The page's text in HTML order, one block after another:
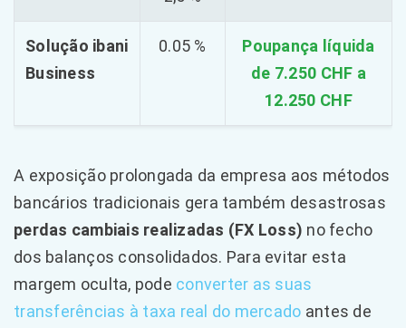
Solução ibani
Business
0.05 %
Poupança líquida
de 7.250 CHF a
12.250 CHF
A exposição prolongada da empresa aos métodos
bancários tradicionais gera também desastrosas
perdas cambiais realizadas (FX Loss) no fecho
dos balanços consolidados. Para evitar esta
margem oculta, pode converter as suas
transferências à taxa real do mercado antes de